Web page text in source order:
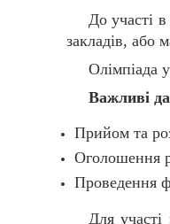
До участі
закладів, або
Олімпіада
Важливі
Прийом та
Оголошення
Проведення
Для участі